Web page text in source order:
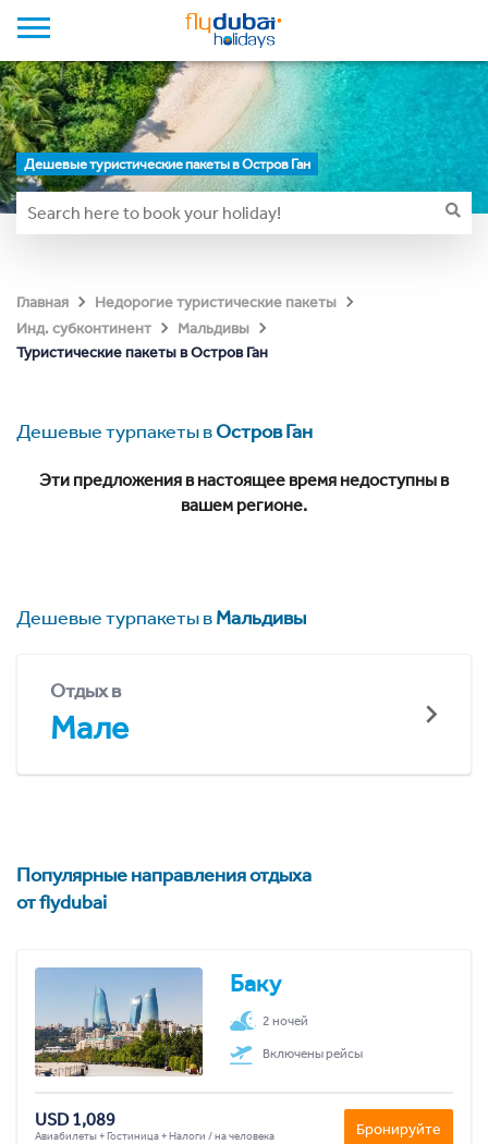
Дешевые туристические пакеты в Остров Ган
Главная
Недорогие туристические пакеты
Инд. субконтинент
Мальдивы
Туристические пакеты в Остров Ган
Дешевые турпакеты вОстров Ган
Эти предложения в настоящее время недоступны в
вашем регионе.
Дешевые турпакеты вМальдивы
Отдых в
Мале
Популярные направления отдыха
от flydubai
Баку
2 ночей
Включены рейсы
USD 1,089
Авиабилеты + Гостиница + Налоги / на человека Бронируйте